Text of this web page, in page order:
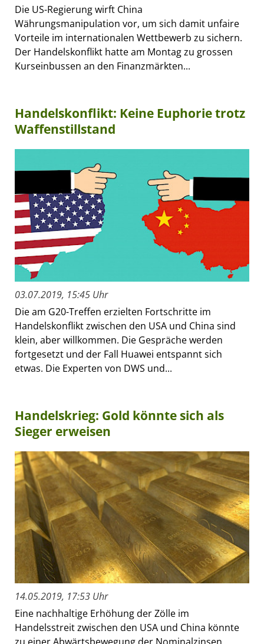
Die US-Regierung wirft China
Währungsmanipulation vor, um sich damit unfaire
Vorteile im internationalen Wettbewerb zu sichern.
Der Handelskonflikt hatte am Montag zu grossen
Kurseinbussen an den Finanzmärkten...
Handelskonflikt: Keine Euphorie trotz
Waffenstillstand
03.07.2019, 15:45 Uhr
Die am G20-Treffen erzielten Fortschritte im
Handelskonflikt zwischen den USA und China sind
klein, aber willkommen. Die Gespräche werden
fortgesetzt und der Fall Huawei entspannt sich
etwas. Die Experten von DWS und...
Handelskrieg: Gold könnte sich als
Sieger erweisen
14.05.2019, 17:53 Uhr
Eine nachhaltige Erhöhung der Zölle im
Handelsstreit zwischen den USA und China könnte